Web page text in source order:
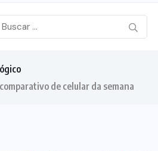
de celular da semana